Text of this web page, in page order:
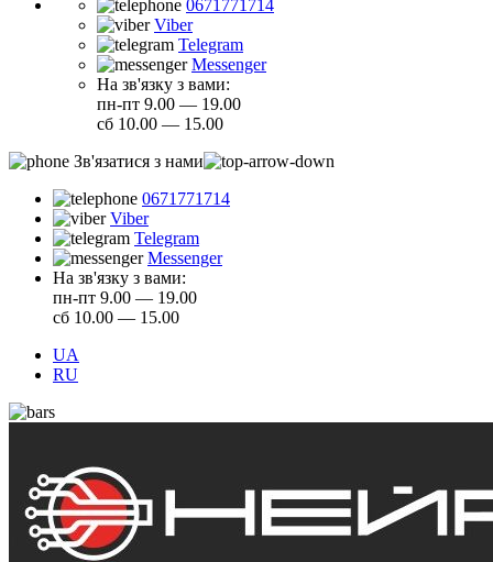
0671771714
Viber
Telegram
Messenger
На зв'язку з вами:
пн-пт 9.00 — 19.00
сб 10.00 — 15.00
Зв'язатися з нами
0671771714
Viber
Telegram
Messenger
На зв'язку з вами:
пн-пт 9.00 — 19.00
сб 10.00 — 15.00
UA
RU